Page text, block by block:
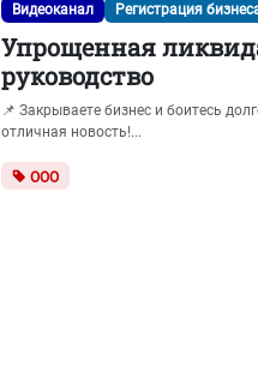
Видеоканал Регистрация
Упрощенная
руководство
📌 Закрываете бизнес и боитесь
отличная новость!...
ООО